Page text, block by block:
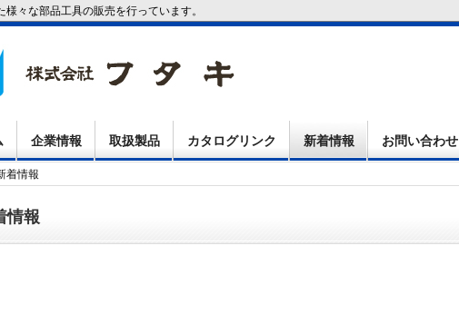
々な部品工具の販売を行っています。
企業情報 取扱製品 カタログリンク 新着情報 お問い合わせ
着情報
情報